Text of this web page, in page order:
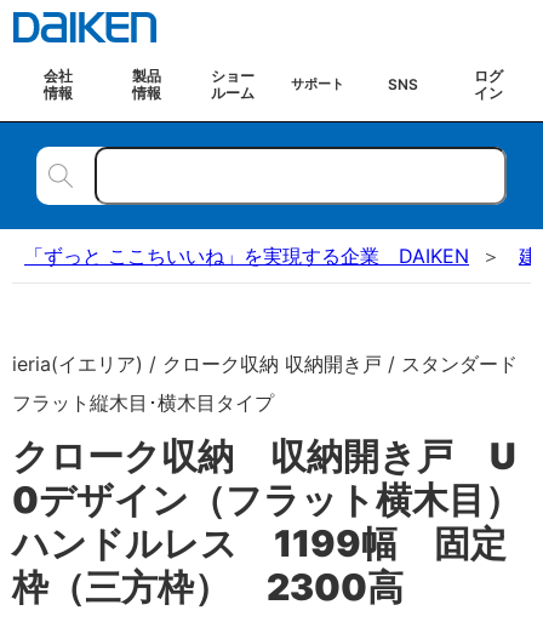
会社
情報
製品
情報
ショー
ルーム
サポート SNS
ログ
イン
「ずっと ここちいいね」を実現する企業 DAIKEN 建
ieria(イエリア) / クローク収納 収納開き戸 / スタンダード
フラット縦木目･横木目タイプ
クローク収納 収納開き戸 U
0デザイン（フラット横木目）
ハンドルレス 1199幅 固定
枠（三方枠） 2300高